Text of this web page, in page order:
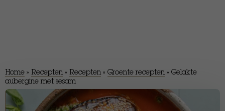
Home » Recepten » Recepten » Groente recepten » Gelakte
aubergine met sesam